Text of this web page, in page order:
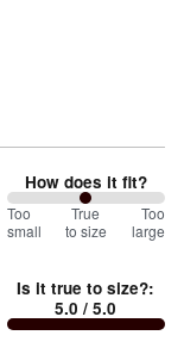
How does it fit?
100
between
small
and
Too
small
True
to size
Too
large
Is it true to size?:
5.0 / 5.0